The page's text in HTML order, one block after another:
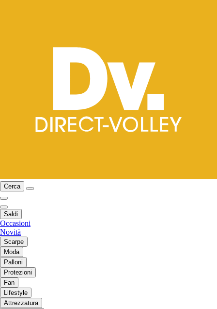
Cerca
Saldi
Occasioni
Novità
Scarpe
Moda
Palloni
Protezioni
Fan
Lifestyle
Attrezzatura